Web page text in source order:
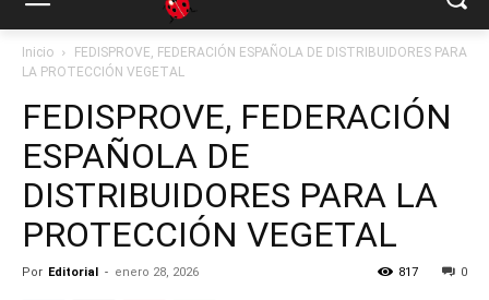
Inicio
FEDISPROVE, FEDERACIÓN ESPAÑOLA DE DISTRIBUIDORES PARA
LA PROTECCIÓN VEGETAL
FEDISPROVE, FEDERACIÓN
ESPAÑOLA DE
DISTRIBUIDORES PARA LA
PROTECCIÓN VEGETAL
Por Editorial - enero 28, 2026 0
817